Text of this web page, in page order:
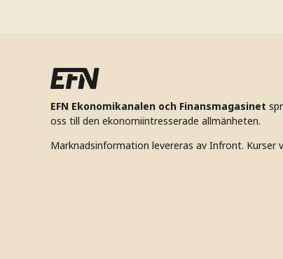
EFN Ekonomikanalen och Finansmagasinet
oss till den ekonomiintresserade allmänheten.
Marknadsinformation levereras av Infront. Kurser